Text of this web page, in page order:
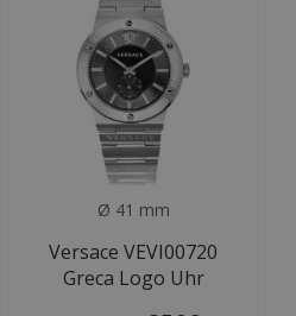
Ø 41 mm
Versace VEVI00720
Greca Logo Uhr